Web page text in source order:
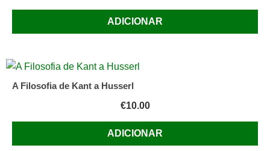
ADICIONAR
A Filosofia de Kant a Husserl
€10.00
ADICIONAR